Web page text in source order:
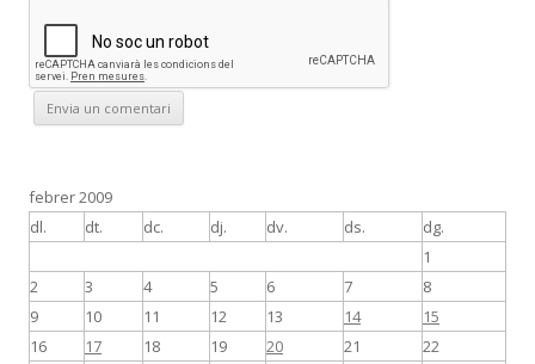
febrer 2009
dl.
dt. dc. dj. dv. ds. dg.
1
2
3 4 5 6 7
8
9
10 11 12 13 14
15
16
17 18 19 20 21
22